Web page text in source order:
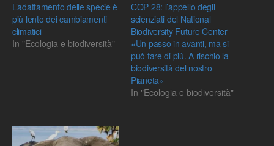
L’adattamento delle specie è
più lento dei cambiamenti
climatici
In "Ecologia e biodiversità"
COP 28: l’appello degli
scienziati del National
Biodiversity Future Center
«Un passo in avanti, ma si
può fare di più. A rischio la
biodiversità del nostro
Pianeta»
In "Ecologia e biodiversità"